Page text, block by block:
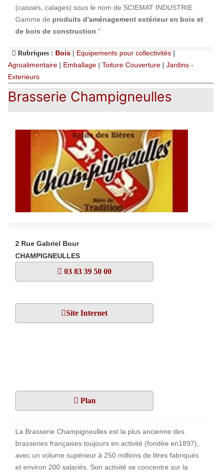
(caisses, calages) sous le nom de SCIEMAT INDUSTRIE
Gamme de produits d'aménagement extérieur en bois et
de bois de construction ."
Rubriques : Bois | Equipements pour collectivités |
Agroalimentaire | Emballage | Toiture Couverture | Jardins -
Exterieurs
Brasserie Champigneulles
2 Rue Gabriel Bour
CHAMPIGNEULLES
03 83 39 50 00
Site Internet
Plan
La Brasserie Champigneulles est la plus ancienne des
brasseries françaises toujours en activité (fondée en1897),
avec un volume supérieur à 250 millions de litres fabriqués
et environ 200 salariés. Son activité se concentre sur la